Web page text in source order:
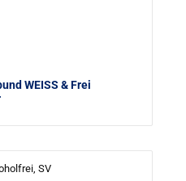
WEISS & Frei